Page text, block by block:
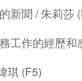
新聞 / 朱莉莎
工作的經歷和
琪 (F5)